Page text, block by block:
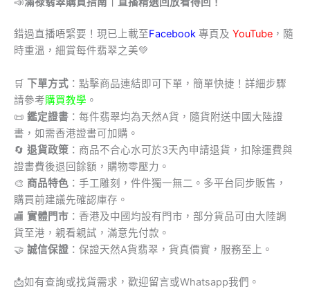
錯過直播唔緊要！現已上載至Facebook 專頁及 YouTube ，隨
時重溫，細賞每件翡翠之美💚
🛒 下單方式 ：點擊商品連結即可下單，簡單快捷！詳細步驟
請參考購買教學 。
📜 鑑定證書 ：每件翡翠均為天然A貨，隨貨附送中國大陸證
書，如需香港證書可加購。
🔄 退貨政策 ：商品不合心水可於3天內申請退貨，扣除運費與
證書費後退回餘額，購物零壓力。
🎨 商品特色 ：手工雕刻，件件獨一無二。多平台同步販售，
購買前建議先確認庫存。
🏬 實體門市 ：香港及中國均設有門市，部分貨品可由大陸調
貨至港，親看親試，滿意先付款。
🤝 誠信保證 ：保證天然A貨翡翠，貨真價實，服務至上。
📩如有查詢或找貨需求，歡迎留言或Whatsapp我們。